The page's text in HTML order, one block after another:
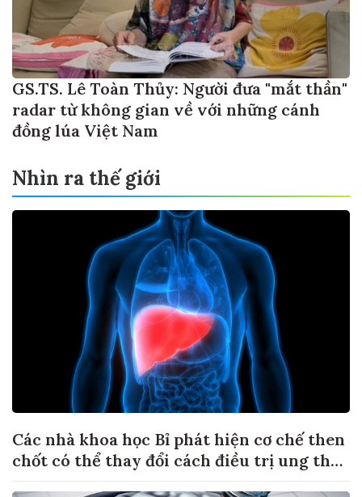
GS.TS. Lê Toàn Thủy: Người đưa "mắt thần"
radar từ không gian về với những cánh
đồng lúa Việt Nam
Nhìn ra thế giới
Các nhà khoa học Bỉ phát hiện cơ chế then
chốt có thể thay đổi cách điều trị ung thư